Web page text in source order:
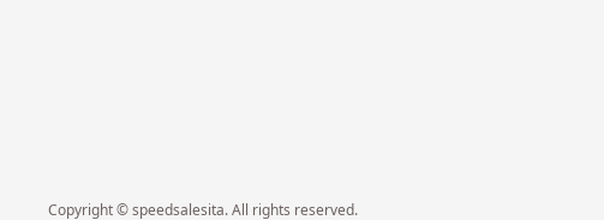
Copyright © speedsalesita. All rights reserved.